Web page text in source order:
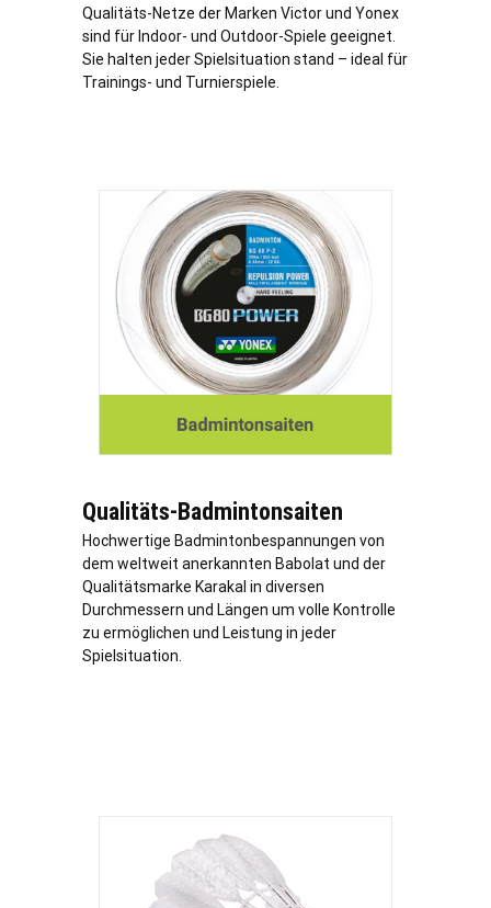
Qualitäts-Netze der Marken Victor und Yonex
sind für Indoor- und Outdoor-Spiele geeignet.
Sie halten jeder Spielsituation stand – ideal für
Trainings- und Turnierspiele.
Qualitäts-Badmintonsaiten
Hochwertige Badmintonbespannungen von
dem weltweit anerkannten Babolat und der
Qualitätsmarke Karakal in diversen
Durchmessern und Längen um volle Kontrolle
zu ermöglichen und Leistung in jeder
Spielsituation.